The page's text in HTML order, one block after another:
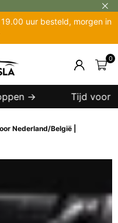
19.00 uur besteld, morgen in
0
→ Tijd voor
Nederland/België |